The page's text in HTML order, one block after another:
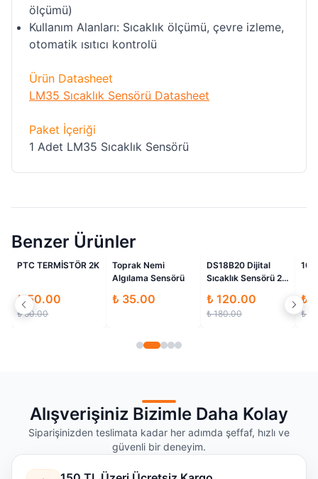
ölçümü)
Kullanım Alanları: Sıcaklık ölçümü, çevre izleme,
otomatik ısıtıcı kontrolü
Ürün Datasheet
LM35 Sıcaklık Sensörü Datasheet
Paket İçeriği
1 Adet LM35 Sıcaklık Sensörü
Benzer Ürünler
İndirimli
PTC TERMİSTÖR 2K
₺ 50.00
₺ 60.00
Toprak Nemi
Algılama Sensörü
₺ 35.00
İndirimli
DS18B20 Dijital
Sıcaklık Sensörü 2
Geçirmez)
₺ 120.00
₺ 180.00
₺
₺
Alışverişiniz Bizimle Daha Kolay
Siparişinizden teslimata kadar her adımda şeffaf, hızlı ve
güvenli bir deneyim.